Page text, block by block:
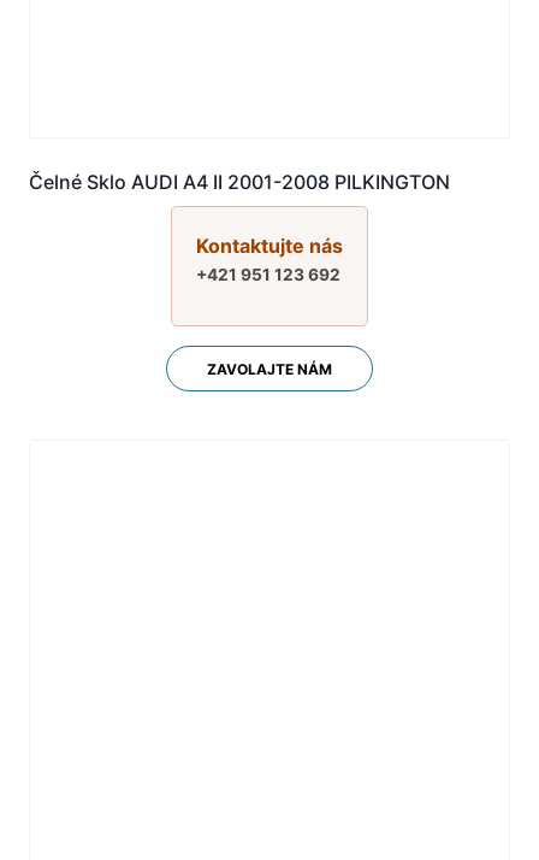
Čelné Sklo AUDI A4 II 2001-2008 PILKINGTON
Kontaktujte nás
+421 951 123 692
ZAVOLAJTE NÁM